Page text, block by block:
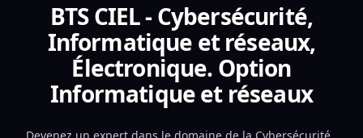
BTS CIEL - Cybersécurité,
Informatique et réseaux,
Électronique. Option
Informatique et réseaux